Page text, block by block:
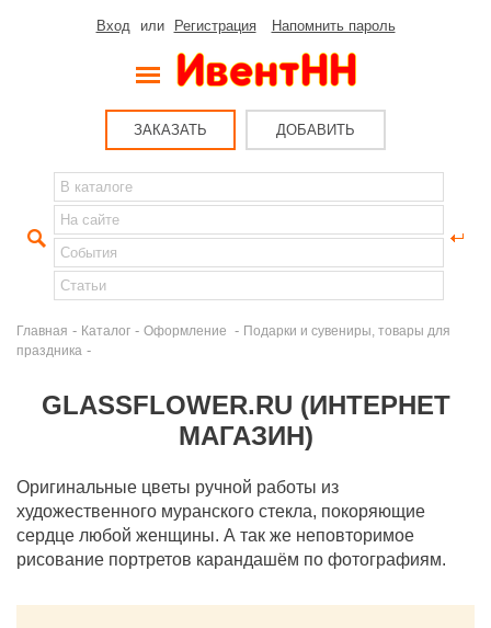
Вход или Регистрация Напомнить пароль
ЗАКАЗАТЬ ДОБАВИТЬ
Главная - Каталог - Оформление - Подарки и сувениры, товары для
праздника -
GLASSFLOWER.RU (ИНТЕРНЕТ
МАГАЗИН)
Оригинальные цветы ручной работы из
художественного муранского стекла, покоряющие
сердце любой женщины. А так же неповторимое
рисование портретов карандашём по фотографиям.